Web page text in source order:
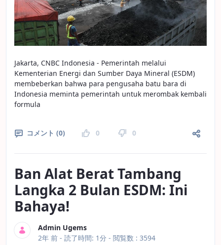
Jakarta, CNBC Indonesia - Pemerintah melalui
Kementerian Energi dan Sumber Daya Mineral (ESDM)
membeberkan bahwa para pengusaha batu bara di
Indonesia meminta pemerintah untuk merombak kembali
formula
コメント (0) 0 0
Ban Alat Berat Tambang
Langka 2 Bulan ESDM: Ini
Bahaya!
Admin Ugems
公開日
2年 前 - 読了時間: 1分 - 閲覧数 : 3594